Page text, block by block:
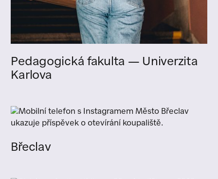
Pedagogická fakulta — Univerzita
Karlova
Břeclav